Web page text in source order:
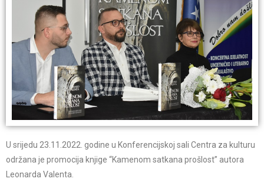
U srijedu 23.11.2022. godine u Konferencijskoj sali Centra za kulturu
održana je promocija knjige “Kamenom satkana prošlost” autora
Leonarda Valenta.